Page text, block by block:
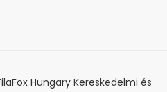
Hungary Kereskedelmi és